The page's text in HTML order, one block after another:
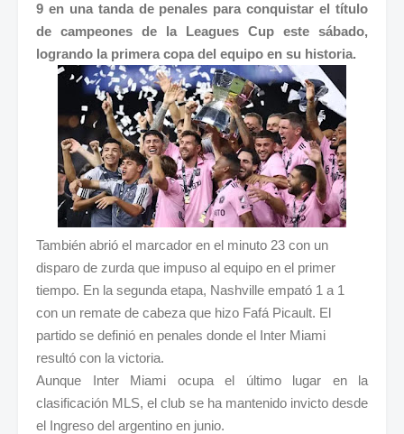
9 en una tanda de penales para conquistar el título
de campeones de la Leagues Cup este sábado,
logrando la primera copa del equipo en su historia.
También abrió el marcador en el minuto 23 con un
disparo de zurda que impuso al equipo en el primer
tiempo. En la segunda etapa, Nashville empató 1 a 1
con un remate de cabeza que hizo Fafá Picault. El
partido se definió en penales donde el Inter Miami
resultó con la victoria.
Aunque Inter Miami ocupa el último lugar en la
clasificación MLS, el club se ha mantenido invicto desde
el Ingreso del argentino en junio.